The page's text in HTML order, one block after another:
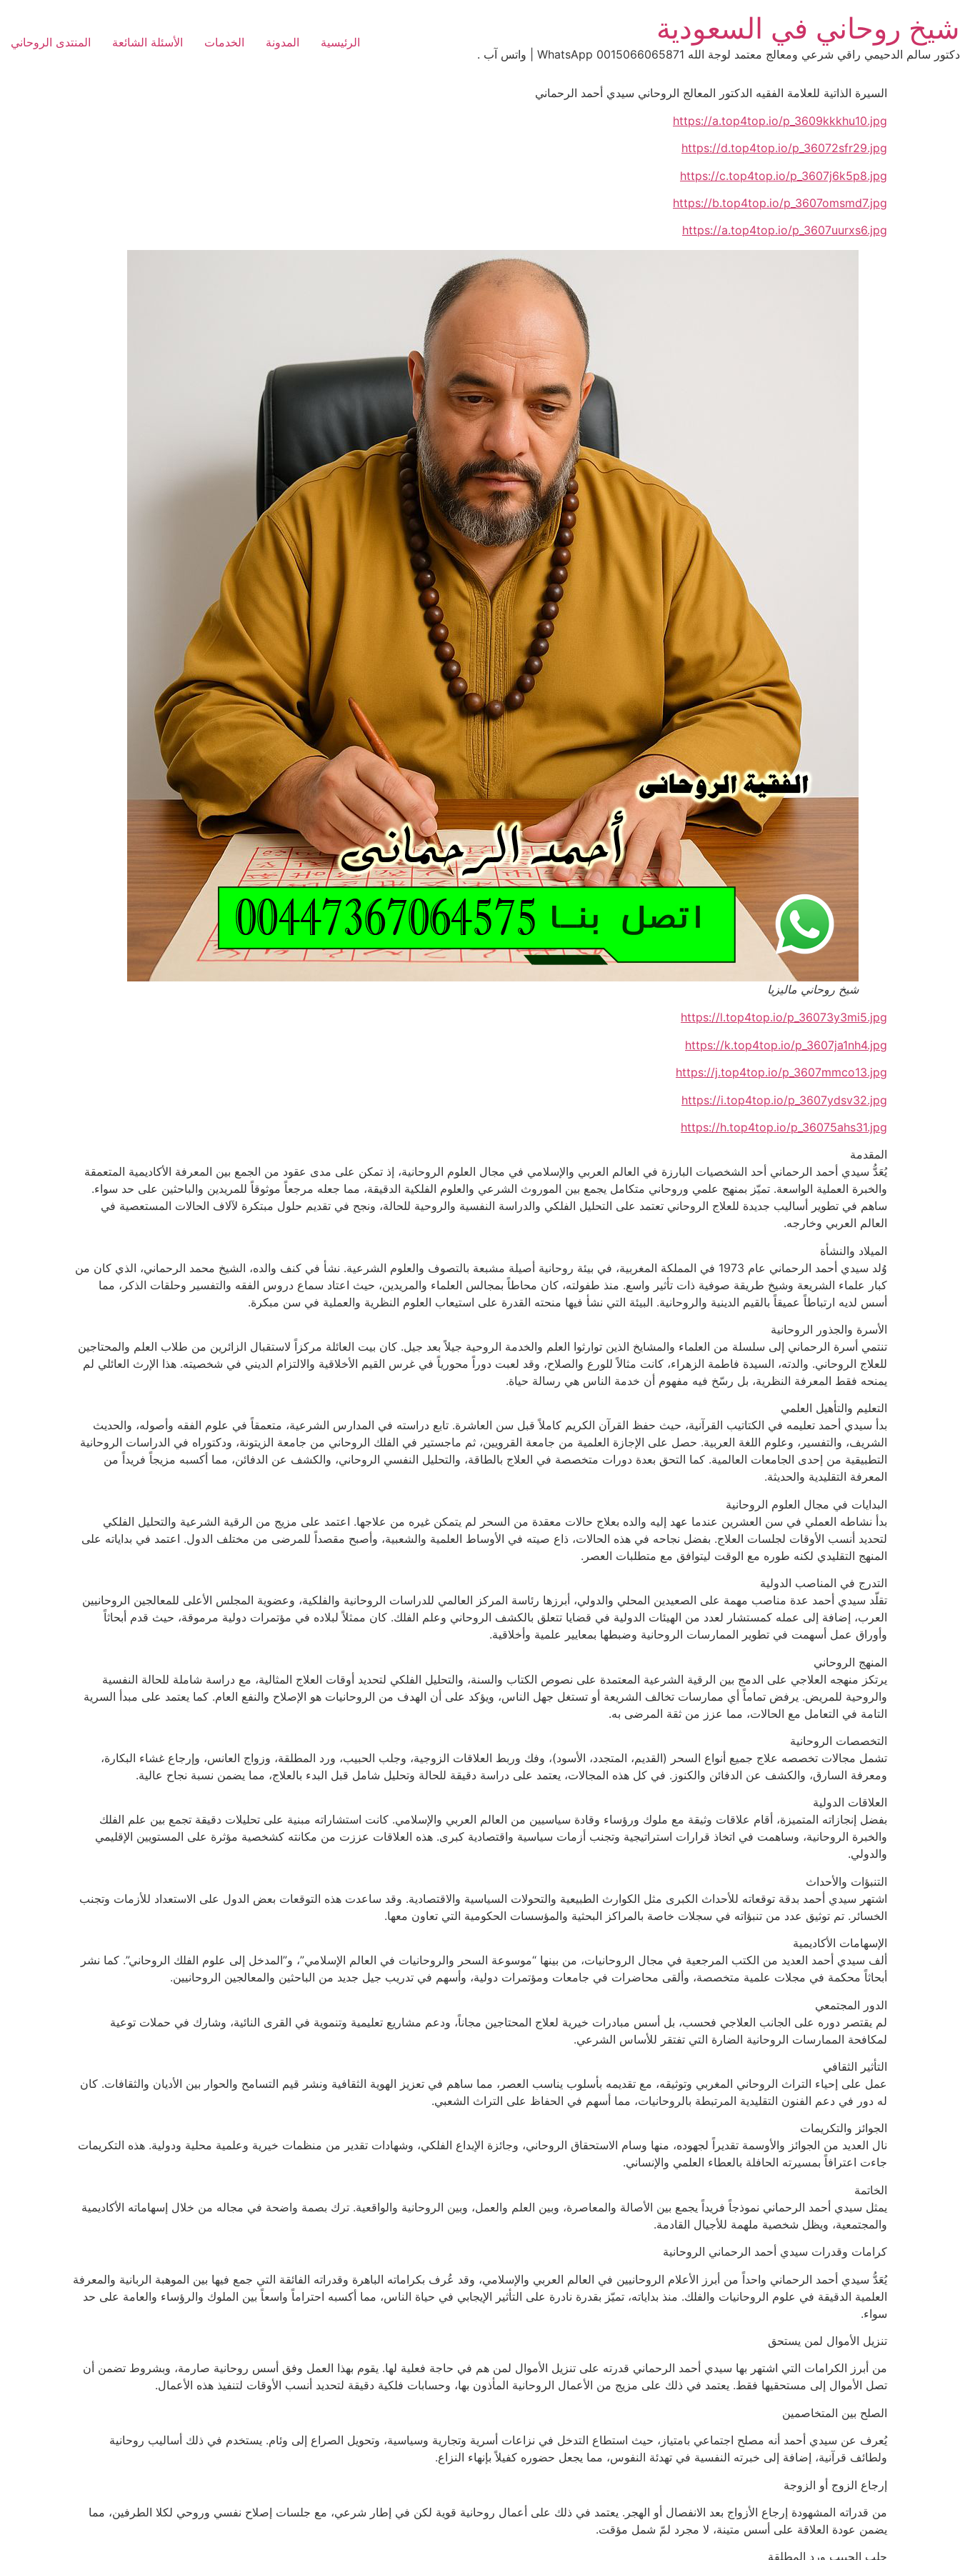
to
content
شيخ روحاني في السعودية
دكتور سالم الدحيمي راقي شرعي ومعالج معتمد لوجة الله 0015066065871 WhatsApp | واتس آب .
الرئيسية المدونة الخدمات الأسئلة الشائعة المنتدى الروحاني
السيرة الذاتية للعلامة الفقيه الدكتور المعالج الروحاني سيدي أحمد الرحماني
https://a.top4top.io/p_3609kkkhu10.jpg
https://d.top4top.io/p_36072sfr29.jpg
https://c.top4top.io/p_3607j6k5p8.jpg
https://b.top4top.io/p_3607omsmd7.jpg
https://a.top4top.io/p_3607uurxs6.jpg
شيخ روحاني ماليزيا
https://l.top4top.io/p_36073y3mi5.jpg
https://k.top4top.io/p_3607ja1nh4.jpg
https://j.top4top.io/p_3607mmco13.jpg
https://i.top4top.io/p_3607ydsv32.jpg
https://h.top4top.io/p_36075ahs31.jpg
المقدمة
يُعَدُّ سيدي أحمد الرحماني أحد الشخصيات البارزة في العالم العربي والإسلامي في مجال العلوم الروحانية، إذ تمكن على مدى عقود من الجمع بين المعرفة الأكاديمية المتعمقة
والخبرة العملية الواسعة. تميّز بمنهج علمي وروحاني متكامل يجمع بين الموروث الشرعي والعلوم الفلكية الدقيقة، مما جعله مرجعاً موثوقاً للمريدين والباحثين على حد سواء.
ساهم في تطوير أساليب جديدة للعلاج الروحاني تعتمد على التحليل الفلكي والدراسة النفسية والروحية للحالة، ونجح في تقديم حلول مبتكرة لآلاف الحالات المستعصية في
العالم العربي وخارجه.
الميلاد والنشأة
وُلد سيدي أحمد الرحماني عام 1973 في المملكة المغربية، في بيئة روحانية أصيلة مشبعة بالتصوف والعلوم الشرعية. نشأ في كنف والده، الشيخ محمد الرحماني، الذي كان من
كبار علماء الشريعة وشيخ طريقة صوفية ذات تأثير واسع. منذ طفولته، كان محاطاً بمجالس العلماء والمريدين، حيث اعتاد سماع دروس الفقه والتفسير وحلقات الذكر، مما
أسس لديه ارتباطاً عميقاً بالقيم الدينية والروحانية. البيئة التي نشأ فيها منحته القدرة على استيعاب العلوم النظرية والعملية في سن مبكرة.
الأسرة والجذور الروحانية
تنتمي أسرة الرحماني إلى سلسلة من العلماء والمشايخ الذين توارثوا العلم والخدمة الروحية جيلاً بعد جيل. كان بيت العائلة مركزاً لاستقبال الزائرين من طلاب العلم والمحتاجين
للعلاج الروحاني. والدته، السيدة فاطمة الزهراء، كانت مثالاً للورع والصلاح، وقد لعبت دوراً محورياً في غرس القيم الأخلاقية والالتزام الديني في شخصيته. هذا الإرث العائلي لم
يمنحه فقط المعرفة النظرية، بل رسّخ فيه مفهوم أن خدمة الناس هي رسالة حياة.
التعليم والتأهيل العلمي
بدأ سيدي أحمد تعليمه في الكتاتيب القرآنية، حيث حفظ القرآن الكريم كاملاً قبل سن العاشرة. تابع دراسته في المدارس الشرعية، متعمقاً في علوم الفقه وأصوله، والحديث
الشريف، والتفسير، وعلوم اللغة العربية. حصل على الإجازة العلمية من جامعة القرويين، ثم ماجستير في الفلك الروحاني من جامعة الزيتونة، ودكتوراه في الدراسات الروحانية
التطبيقية من إحدى الجامعات العالمية. كما التحق بعدة دورات متخصصة في العلاج بالطاقة، والتحليل النفسي الروحاني، والكشف عن الدفائن، مما أكسبه مزيجاً فريداً من
المعرفة التقليدية والحديثة.
البدايات في مجال العلوم الروحانية
بدأ نشاطه العملي في سن العشرين عندما عهد إليه والده بعلاج حالات معقدة من السحر لم يتمكن غيره من علاجها. اعتمد على مزيج من الرقية الشرعية والتحليل الفلكي
لتحديد أنسب الأوقات لجلسات العلاج. بفضل نجاحه في هذه الحالات، ذاع صيته في الأوساط العلمية والشعبية، وأصبح مقصداً للمرضى من مختلف الدول. اعتمد في بداياته على
المنهج التقليدي لكنه طوره مع الوقت ليتوافق مع متطلبات العصر.
التدرج في المناصب الدولية
تقلّد سيدي أحمد عدة مناصب مهمة على الصعيدين المحلي والدولي، أبرزها رئاسة المركز العالمي للدراسات الروحانية والفلكية، وعضوية المجلس الأعلى للمعالجين الروحانيين
العرب، إضافة إلى عمله كمستشار لعدد من الهيئات الدولية في قضايا تتعلق بالكشف الروحاني وعلم الفلك. كان ممثلاً لبلاده في مؤتمرات دولية مرموقة، حيث قدم أبحاثاً
وأوراق عمل أسهمت في تطوير الممارسات الروحانية وضبطها بمعايير علمية وأخلاقية.
المنهج الروحاني
يرتكز منهجه العلاجي على الدمج بين الرقية الشرعية المعتمدة على نصوص الكتاب والسنة، والتحليل الفلكي لتحديد أوقات العلاج المثالية، مع دراسة شاملة للحالة النفسية
والروحية للمريض. يرفض تماماً أي ممارسات تخالف الشريعة أو تستغل جهل الناس، ويؤكد على أن الهدف من الروحانيات هو الإصلاح والنفع العام. كما يعتمد على مبدأ السرية
التامة في التعامل مع الحالات، مما عزز من ثقة المرضى به.
التخصصات الروحانية
تشمل مجالات تخصصه علاج جميع أنواع السحر (القديم، المتجدد، الأسود)، وفك وربط العلاقات الزوجية، وجلب الحبيب، ورد المطلقة، وزواج العانس، وإرجاع غشاء البكارة،
ومعرفة السارق، والكشف عن الدفائن والكنوز. في كل هذه المجالات، يعتمد على دراسة دقيقة للحالة وتحليل شامل قبل البدء بالعلاج، مما يضمن نسبة نجاح عالية.
العلاقات الدولية
بفضل إنجازاته المتميزة، أقام علاقات وثيقة مع ملوك ورؤساء وقادة سياسيين من العالم العربي والإسلامي. كانت استشاراته مبنية على تحليلات دقيقة تجمع بين علم الفلك
والخبرة الروحانية، وساهمت في اتخاذ قرارات استراتيجية وتجنب أزمات سياسية واقتصادية كبرى. هذه العلاقات عززت من مكانته كشخصية مؤثرة على المستويين الإقليمي
والدولي.
التنبؤات والأحداث
اشتهر سيدي أحمد بدقة توقعاته للأحداث الكبرى مثل الكوارث الطبيعية والتحولات السياسية والاقتصادية. وقد ساعدت هذه التوقعات بعض الدول على الاستعداد للأزمات وتجنب
الخسائر. تم توثيق عدد من تنبؤاته في سجلات خاصة بالمراكز البحثية والمؤسسات الحكومية التي تعاون معها.
الإسهامات الأكاديمية
ألف سيدي أحمد العديد من الكتب المرجعية في مجال الروحانيات، من بينها “موسوعة السحر والروحانيات في العالم الإسلامي”، و”المدخل إلى علوم الفلك الروحاني”. كما نشر
أبحاثاً محكمة في مجلات علمية متخصصة، وألقى محاضرات في جامعات ومؤتمرات دولية، وأسهم في تدريب جيل جديد من الباحثين والمعالجين الروحانيين.
الدور المجتمعي
لم يقتصر دوره على الجانب العلاجي فحسب، بل أسس مبادرات خيرية لعلاج المحتاجين مجاناً، ودعم مشاريع تعليمية وتنموية في القرى النائية، وشارك في حملات توعية
لمكافحة الممارسات الروحانية الضارة التي تفتقر للأساس الشرعي.
التأثير الثقافي
عمل على إحياء التراث الروحاني المغربي وتوثيقه، مع تقديمه بأسلوب يناسب العصر، مما ساهم في تعزيز الهوية الثقافية ونشر قيم التسامح والحوار بين الأديان والثقافات. كان
له دور في دعم الفنون التقليدية المرتبطة بالروحانيات، مما أسهم في الحفاظ على التراث الشعبي.
الجوائز والتكريمات
نال العديد من الجوائز والأوسمة تقديراً لجهوده، منها وسام الاستحقاق الروحاني، وجائزة الإبداع الفلكي، وشهادات تقدير من منظمات خيرية وعلمية محلية ودولية. هذه التكريمات
جاءت اعترافاً بمسيرته الحافلة بالعطاء العلمي والإنساني.
الخاتمة
يمثل سيدي أحمد الرحماني نموذجاً فريداً يجمع بين الأصالة والمعاصرة، وبين العلم والعمل، وبين الروحانية والواقعية. ترك بصمة واضحة في مجاله من خلال إسهاماته الأكاديمية
والمجتمعية، ويظل شخصية ملهمة للأجيال القادمة.
كرامات وقدرات سيدي أحمد الرحماني الروحانية
يُعَدُّ سيدي أحمد الرحماني واحداً من أبرز الأعلام الروحانيين في العالم العربي والإسلامي، وقد عُرف بكراماته الباهرة وقدراته الفائقة التي جمع فيها بين الموهبة الربانية والمعرفة
العلمية الدقيقة في علوم الروحانيات والفلك. منذ بداياته، تميّز بقدرة نادرة على التأثير الإيجابي في حياة الناس، مما أكسبه احتراماً واسعاً بين الملوك والرؤساء والعامة على حد
سواء.
تنزيل الأموال لمن يستحق
من أبرز الكرامات التي اشتهر بها سيدي أحمد الرحماني قدرته على تنزيل الأموال لمن هم في حاجة فعلية لها. يقوم بهذا العمل وفق أسس روحانية صارمة، وبشروط تضمن أن
تصل الأموال إلى مستحقيها فقط. يعتمد في ذلك على مزيج من الأعمال الروحانية المأذون بها، وحسابات فلكية دقيقة لتحديد أنسب الأوقات لتنفيذ هذه الأعمال.
الصلح بين المتخاصمين
يُعرف عن سيدي أحمد أنه مصلح اجتماعي بامتياز، حيث استطاع التدخل في نزاعات أسرية وتجارية وسياسية، وتحويل الصراع إلى وئام. يستخدم في ذلك أساليب روحانية
ولطائف قرآنية، إضافة إلى خبرته النفسية في تهدئة النفوس، مما يجعل حضوره كفيلاً بإنهاء النزاع.
إرجاع الزوج أو الزوجة
من قدراته المشهودة إرجاع الأزواج بعد الانفصال أو الهجر. يعتمد في ذلك على أعمال روحانية قوية لكن في إطار شرعي، مع جلسات إصلاح نفسي وروحي لكلا الطرفين، مما
يضمن عودة العلاقة على أسس متينة، لا مجرد لمّ شمل مؤقت.
جلب الحبيب ورد المطلقة